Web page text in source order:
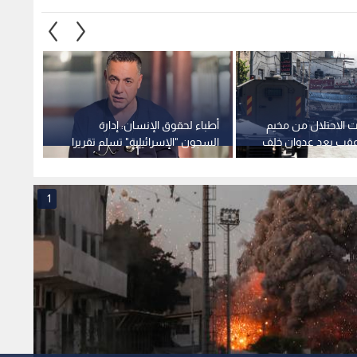
أطباء لحقوق الإنسان: إدارة
السجون "الإسرائيلية" تسلم تقريرا
يوثق إصابات الطبيب حسام أبو
الاحتلال من مخيم
عقب بعد عدوان خلف
والمعتقلين
1